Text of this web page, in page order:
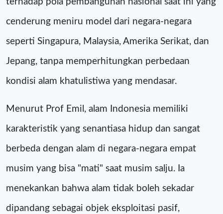
terhadap pola pembangunan nasional saat ini yang
cenderung meniru model dari negara-negara
seperti Singapura, Malaysia, Amerika Serikat, dan
Jepang, tanpa memperhitungkan perbedaan
kondisi alam khatulistiwa yang mendasar.
Menurut Prof Emil, alam Indonesia memiliki
karakteristik yang senantiasa hidup dan sangat
berbeda dengan alam di negara-negara empat
musim yang bisa "mati" saat musim salju. Ia
menekankan bahwa alam tidak boleh sekadar
dipandang sebagai objek eksploitasi pasif,